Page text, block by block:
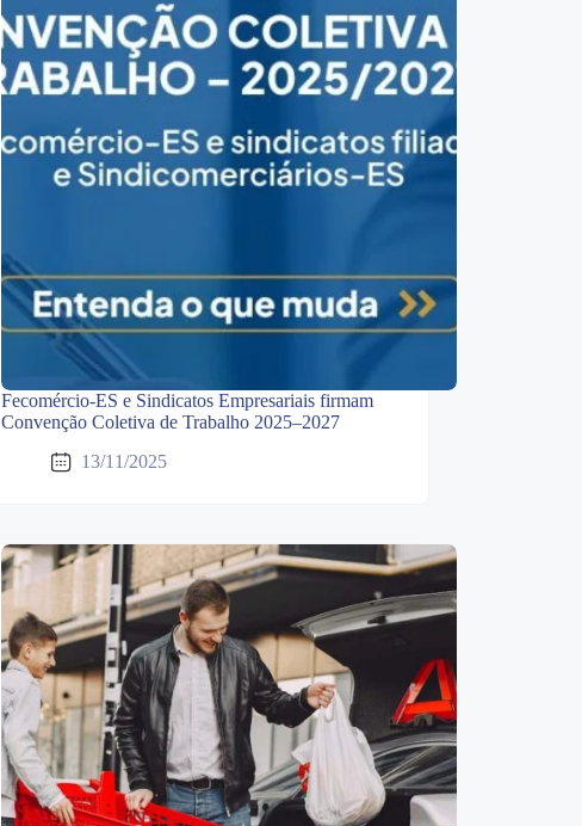
Fecomércio-ES e Sindicatos Empresariais firmam
Convenção Coletiva de Trabalho 2025–2027
13/11/2025